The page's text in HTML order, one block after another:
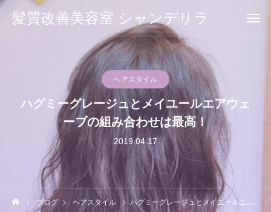
髪質改善美容室 シャンデリラ
ヘアスタイル
ハグミーグレージュとメイユールエアウェ
ーブの組み合わせは最高！
2019.04.17
ブログ ヘアスタイル ハグミーグレージュとメイユールエアウェーブの組み合わせは最高！